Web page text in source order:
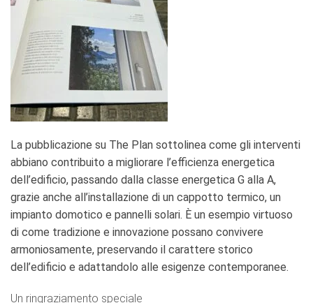
La pubblicazione su The Plan sottolinea come gli interventi
abbiano contribuito a migliorare l’efficienza energetica
dell’edificio, passando dalla classe energetica G alla A,
grazie anche all’installazione di un cappotto termico, un
impianto domotico e pannelli solari. È un esempio virtuoso
di come tradizione e innovazione possano convivere
armoniosamente, preservando il carattere storico
dell’edificio e adattandolo alle esigenze contemporanee.
Un ringraziamento speciale